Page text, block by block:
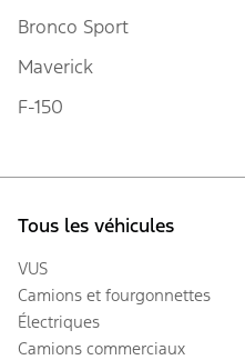
Bronco Sport
Maverick
F-150
Tous les véhicules
VUS
Camions et fourgonnettes
Électriques
Camions commerciaux